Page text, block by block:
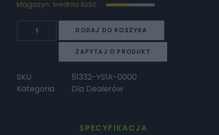
Magazyn: średnia ilość
17
Storm
DODAJ DO KOSZYKA
ZAPYTAJ O PRODUKT
SKU
51332-YS1A-0000
Kategoria
Dla Dealerów
SPECYFIKACJA